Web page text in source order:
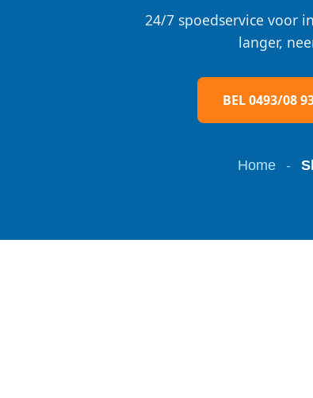
24/7 spoedservice voor
langer,
BEL 0493/08
Home -